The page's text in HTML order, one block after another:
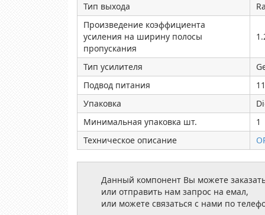
Тип выхода
Произведение коэффициента
усиления на ширину полосы
пропускания
Тип усилителя
Подвод питания
Упаковка
Минимальная упаковка шт.
1
Техническое описание
Данный компонент Вы можете
или отправить нам запрос на емал,
или можете связаться с нами по